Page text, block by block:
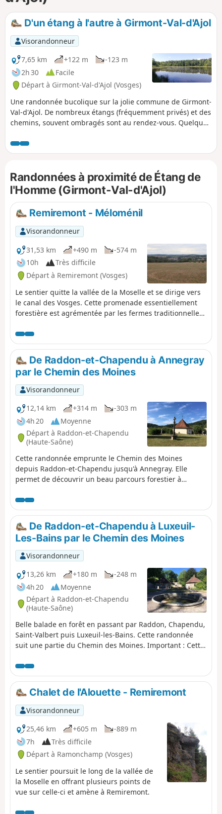
D'un étang à l'autre à Girmont-Val-d'Ajol
Visorandonneur
7,65 km
+122 m
-123 m
2h 30
Facile
Départ à Girmont-Val-d'Ajol (Vosges)
Une randonnée bucolique sur la jolie commune de Girmont-
Val-d'Ajol. De nombreux étangs (fréquemment privés) et des
chemins, souvent ombragés sont au rendez-vous. Quelques
Randonnées à proximité de Étang de
l'Homme (Girmont-Val-d'Ajol)
Remiremont - Méloménil
Visorandonneur
31,53 km
+490 m
-574 m
10h
Très difficile
Départ à Remiremont (Vosges)
Le sentier quitte la vallée de la Moselle et se dirige vers
le canal des Vosges. Cette promenade essentiellement
forestière est agrémentée par les fermes traditionnelles
De Raddon-et-Chapendu à Annegray
par le Chemin des Moines
Visorandonneur
12,14 km
+314 m
-303 m
4h 20
Moyenne
Départ à Raddon-et-Chapendu
(Haute-Saône)
Cette randonnée emprunte le Chemin des Moines
depuis Raddon-et-Chapendu jusqu'à Annegray. Elle
permet de découvrir un beau parcours forestier à
Chanois, la Chapelle Saint-Colomban et, enfin, la
chapelle à Annegray.
De Raddon-et-Chapendu à Luxeuil-
Les-Bains par le Chemin des Moines
Visorandonneur
13,26 km
+180 m
-248 m
4h 20
Moyenne
Départ à Raddon-et-Chapendu
(Haute-Saône)
Belle balade en forêt en passant par Raddon, Chapendu,
Saint-Valbert puis Luxeuil-les-Bains. Cette randonnée
suit une partie du Chemin des Moines. Important : Cette
transports en commun reliant Luxeuil-les-Bains à
Raddon-et-Chapendu. Il vous faut trouver un moyen de
parvenir au point de départ ou au point d'arrivée.
Chalet de l'Alouette - Remiremont
Visorandonneur
25,46 km
+605 m
-889 m
7h
Très difficile
Départ à Ramonchamp (Vosges)
Le sentier poursuit le long de la vallée de
la Moselle en offrant plusieurs points de
vue sur celle-ci et amène à Remiremont.